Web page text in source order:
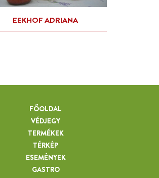
FŐOLDAL
VÉDJEGY
TERMÉKEK
TÉRKÉP
ESEMÉNYEK
GASTRO